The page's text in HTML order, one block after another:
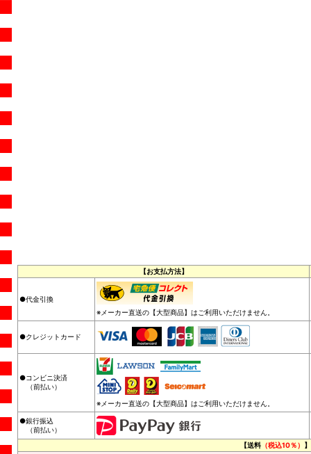
【お支払方法】
●代金引換
※メーカー直送の【大型商品】はご利用いただけません。
●クレジットカード
●コンビニ決済
（前払い）
※メーカー直送の【大型商品】はご利用いただけません。
●銀行振込
（前払い）
【送料 （税込10％） 】